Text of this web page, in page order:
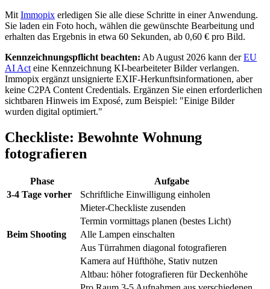
Mit Immopix erledigen Sie alle diese Schritte in einer Anwendung.
Sie laden ein Foto hoch, wählen die gewünschte Bearbeitung und
erhalten das Ergebnis in etwa 60 Sekunden, ab 0,60 € pro Bild.
Kennzeichnungspflicht beachten: Ab August 2026 kann derEU
AI Act eine Kennzeichnung KI-bearbeiteter Bilder verlangen.
Immopix ergänzt unsignierte EXIF-Herkunftsinformationen, aber
keine C2PA Content Credentials. Ergänzen Sie einen erforderlichen
sichtbaren Hinweis im Exposé, zum Beispiel: "Einige Bilder
wurden digital optimiert."
Checkliste: Bewohnte Wohnung
fotografieren
Phase
Aufgabe
3-4 Tage vorher
Schriftliche Einwilligung einholen
Mieter-Checkliste zusenden
Termin vormittags planen (bestes Licht)
Beim Shooting
Alle Lampen einschalten
Aus Türrahmen diagonal fotografieren
Kamera auf Hüfthöhe, Stativ nutzen
Altbau: höher fotografieren für Deckenhöhe